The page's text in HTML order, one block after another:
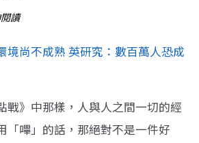
讀
境尚不成熟 英研究：數百萬人恐成
戰》中那樣，人與人之間一切的經
「嗶」的話，那絕對不是一件好